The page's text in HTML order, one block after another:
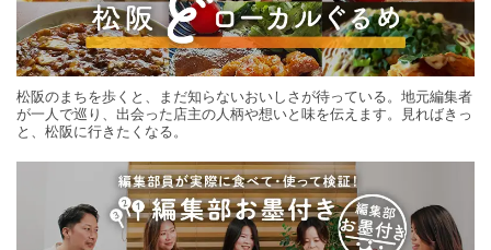
松阪のまちを歩くと、まだ知らないおいしさが待っている。地元編集者
が一人で巡り、出会った店主の人柄や想いと味を伝えます。見ればきっ
と、松阪に行きたくなる。